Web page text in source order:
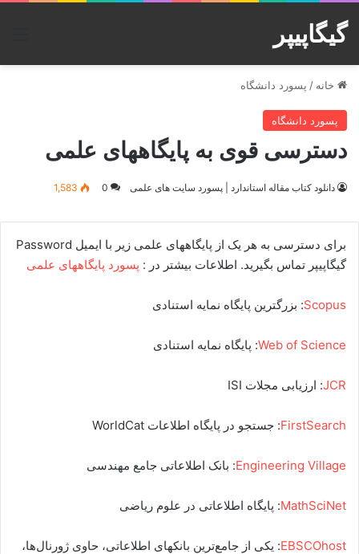
گیگاپیپر
خانه / پسورد دانشگاه
پسورد دانشگاه
دسترسی قوی به پایگاههای علمی
دانلود کتاب مقاله استاندارد | پسورد سایت های علمی 0
1,583
برای دسترسی به هر یک از پایگاههای علمی زیر با ایمیل Password
گیگاپیپر تماس بگیرید. اطلاعات بیشتر در : پسورد پایگاههای علمی
Scopus: بزرگترین پایگاه نمایه استنادی
Web of Science: پایگاه نمایه استنادی
JCR: ارزیابی مجلات ISI
FirstSearch: جستجو در پایگاه اطلاعات WorldCat
Engineering Village: بانک اطلاعاتی جامع مهندسی
MathSciNet: پایگاه اطلاعاتی در علوم ریاضی
EBSCOhost: یکی از جامع‌ترین بانکهای اطلاعاتی، حاوی ژورنال‌ها،